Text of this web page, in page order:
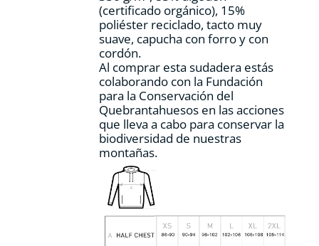
(certificado orgánico), 15%
poliéster reciclado, tacto muy
suave, capucha con forro y con
cordón.
Al comprar esta sudadera estás
colaborando con la Fundación
para la Conservación del
Quebrantahuesos en las acciones
que lleva a cabo para conservar la
biodiversidad de nuestras
montañas.